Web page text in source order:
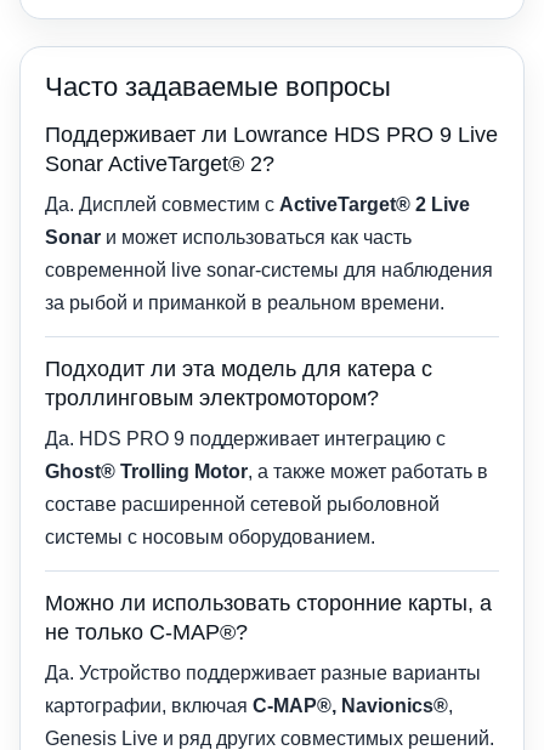
Часто задаваемые вопросы
Поддерживает ли Lowrance HDS PRO 9 Live
Sonar ActiveTarget® 2?
Да. Дисплей совместим с ActiveTarget® 2 Live
Sonar и может использоваться как часть
современной live sonar-системы для наблюдения
за рыбой и приманкой в реальном времени.
Подходит ли эта модель для катера с
троллинговым электромотором?
Да. HDS PRO 9 поддерживает интеграцию с
Ghost® Trolling Motor, а также может работать в
составе расширенной сетевой рыболовной
системы с носовым оборудованием.
Можно ли использовать сторонние карты, а
не только C-MAP®?
Да. Устройство поддерживает разные варианты
картографии, включая C-MAP®, Navionics®,
Genesis Live и ряд других совместимых решений.